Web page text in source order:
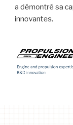
a démontré sa
innovantes.